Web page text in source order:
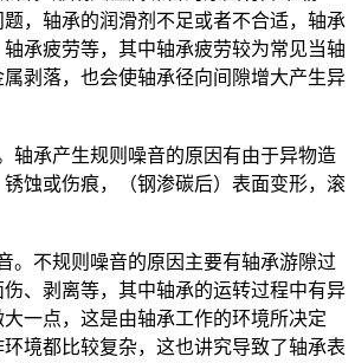
，轴承的润滑剂不足或者不合适，轴承
承疲劳等，其中轴承疲劳较为常见当轴
剥落，也会使轴承径向间隙增大产生异
承产生规则噪音的原因有由于异物造
蚀或伤痕，（钢渗碳后）表面变形，滚
不规则噪音的原因主要有轴承游隙过
、剥离等，其中轴承的运转过程中有异
一点，这是由轴承工作的环境所决定
境都比较复杂，这也讲究导致了轴承表